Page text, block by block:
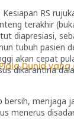
RS
terakhir
diapresiasi,
tubuh pasien
akan cepat
dikarantina
menjaga
menerus